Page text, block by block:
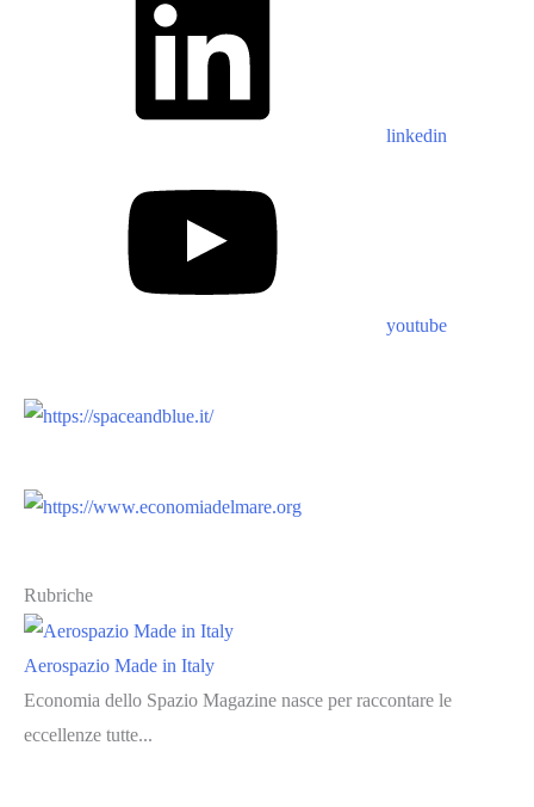
linkedin
youtube
Rubriche
Aerospazio Made in Italy
Economia dello Spazio Magazine nasce per raccontare le
eccellenze tutte...